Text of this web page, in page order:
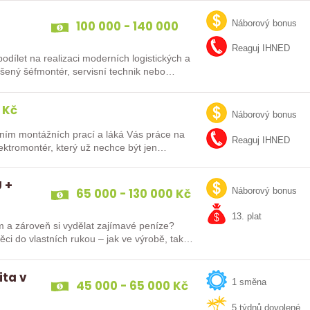
100 000 - 140 000
na realizaci moderních logistických a
po celé Evropě? Ať už jste zkušený šéfmontér, servisní technik nebo…
Náborový bonus
Reaguj IHNED
montážních prací a láká Vás práce na
který už nechce být jen
Náborový bonus
Reaguj IHNED
+
65 000 - 130 000 Kč
a zároveň si vydělat zajímavé peníze?
do vlastních rukou – jak ve výrobě, tak…
Náborový bonus
13. plat
v
45 000 - 65 000 Kč 1 směna
5 týdnů dovolené